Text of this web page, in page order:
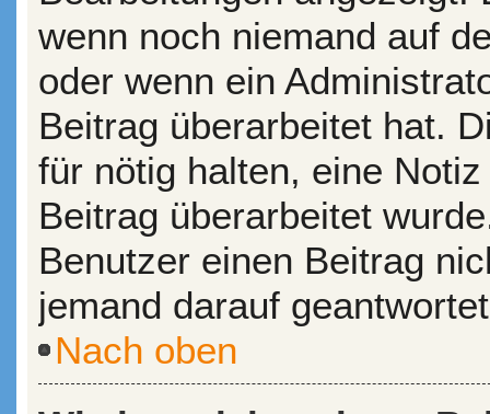
wenn noch niemand auf
oder wenn ein
Beitrag überarbeitet hat.
für nötig halten, eine
Beitrag überarbeitet
Benutzer einen Beitrag
jemand darauf
Nach oben